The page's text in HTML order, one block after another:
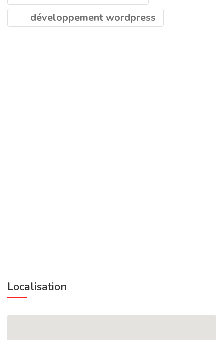
développement wordpress
Localisation